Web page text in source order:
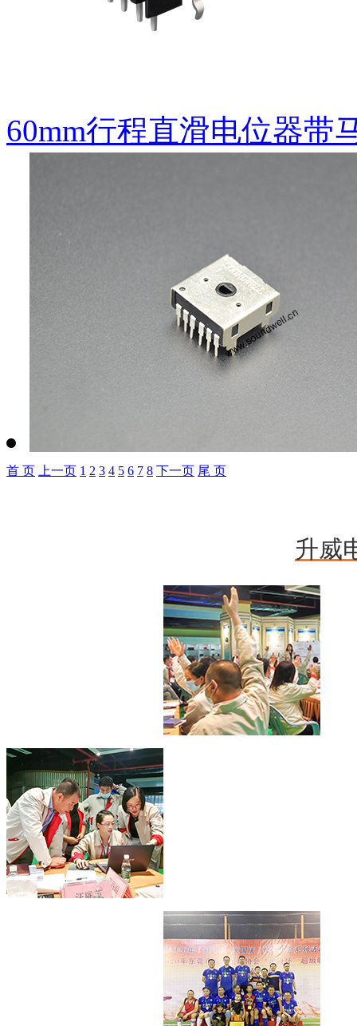
MD5001电容式旋钮
60mm行程直滑电位器带
首 页 上一页 1 2 3 4 5 6 7 8 下一页 尾 页
升威
激情.向上